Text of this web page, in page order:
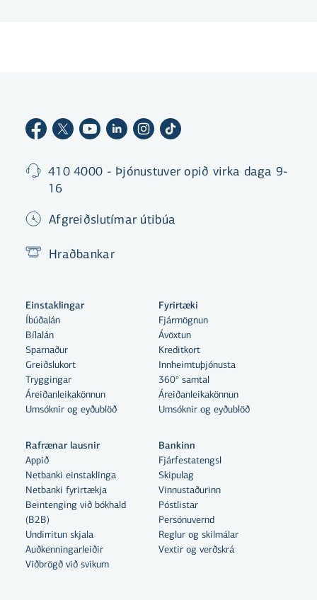
Með því að smella á „Leyfa allar“
samþykkir þú notkun á vefkökum
til þess að auka virkni vefsins,
greina vefnotkun og aðstoða við
410 4000 - Þjónustuver opið virka daga 9-
16
Afgreiðslutímar útibúa
Hraðbankar
Einstaklingar
Íbúðalán
Bílalán
Sparnaður
Greiðslukort
Tryggingar
Áreiðanleikakönnun
Umsóknir og eyðublöð
Fyrirtæki
Fjármögnun
Ávöxtun
Kreditkort
Innheimtuþjónusta
360° samtal
Áreiðanleikakönnun
Umsóknir og eyðublöð
Rafrænar lausnir
Appið
Netbanki einstaklinga
Netbanki fyrirtækja
Beintenging við bókhald
(B2B)
Undirritun skjala
Auðkenningarleiðir
Viðbrögð við svikum
Bankinn
Fjárfestatengsl
Skipulag
Vinnustaðurinn
Póstlistar
Persónuvernd
Reglur og skilmálar
Vextir og verðskrá